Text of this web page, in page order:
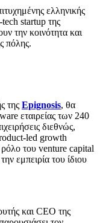
ελληνικής
startup της
την κοινότητα και
πόλης.
της Epignosis, θα
εταιρείας των 240
διεθνώς,
led growth
ρόλο του venture capital
εμπειρία του ίδιου
και CEO της